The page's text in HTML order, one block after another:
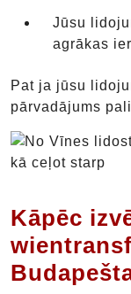
Jūsu
agrākas
Pat ja jūsu
pārvadājums
Kāpēc